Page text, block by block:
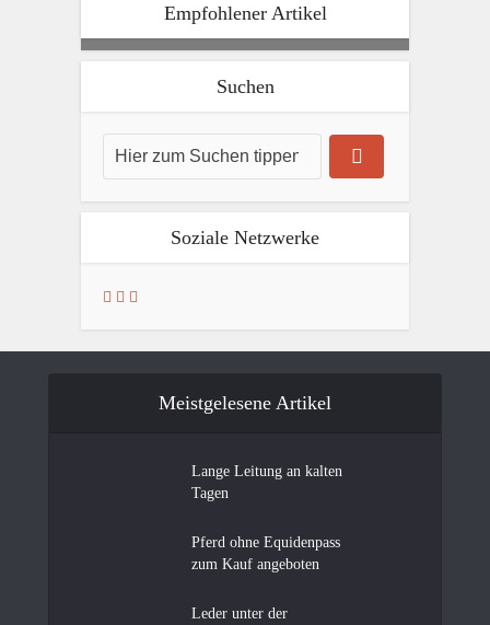
Empfohlener Artikel
Suchen
Soziale Netzwerke
Meistgelesene Artikel
Lange Leitung an kalten
Tagen
Pferd ohne Equidenpass
zum Kauf angeboten
Leder unter der